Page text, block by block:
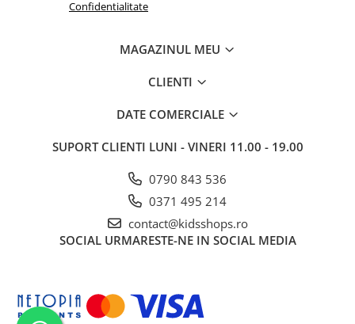
Confidentialitate
MAGAZINUL MEU
CLIENTI
DATE COMERCIALE
SUPORT CLIENTI LUNI - VINERI 11.00 - 19.00
0790 843 536
0371 495 214
contact@kidsshops.ro
SOCIAL URMARESTE-NE IN SOCIAL MEDIA